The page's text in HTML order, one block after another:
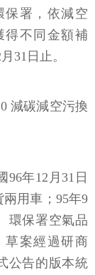
保署，依減空
得不同金額補
31日止。
減碳減空污換
年12月31日
用車；95年9
環保署空氣品
草案經過研商
公告的版本統